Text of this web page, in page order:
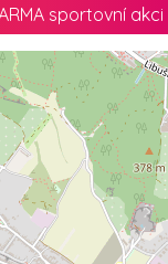
sportovní akci